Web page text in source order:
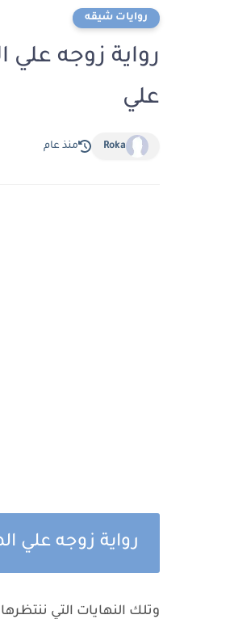
روايات شيقه
علي
Roka منذ عام
رواية زوجه علي
وتلك النهايات التي